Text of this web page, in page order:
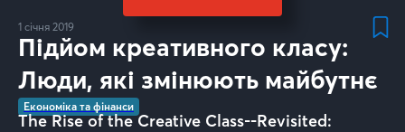
1 січня 2019
Підйом креативного класу:
Люди, які змінюють майбутнє
Економіка та фінанси
The Rise of the Creative Class--Revisited: